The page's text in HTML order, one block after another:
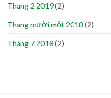
Tháng 2 2019(2)
Tháng mười một 2018 (2)
Tháng 7 2018 (2)